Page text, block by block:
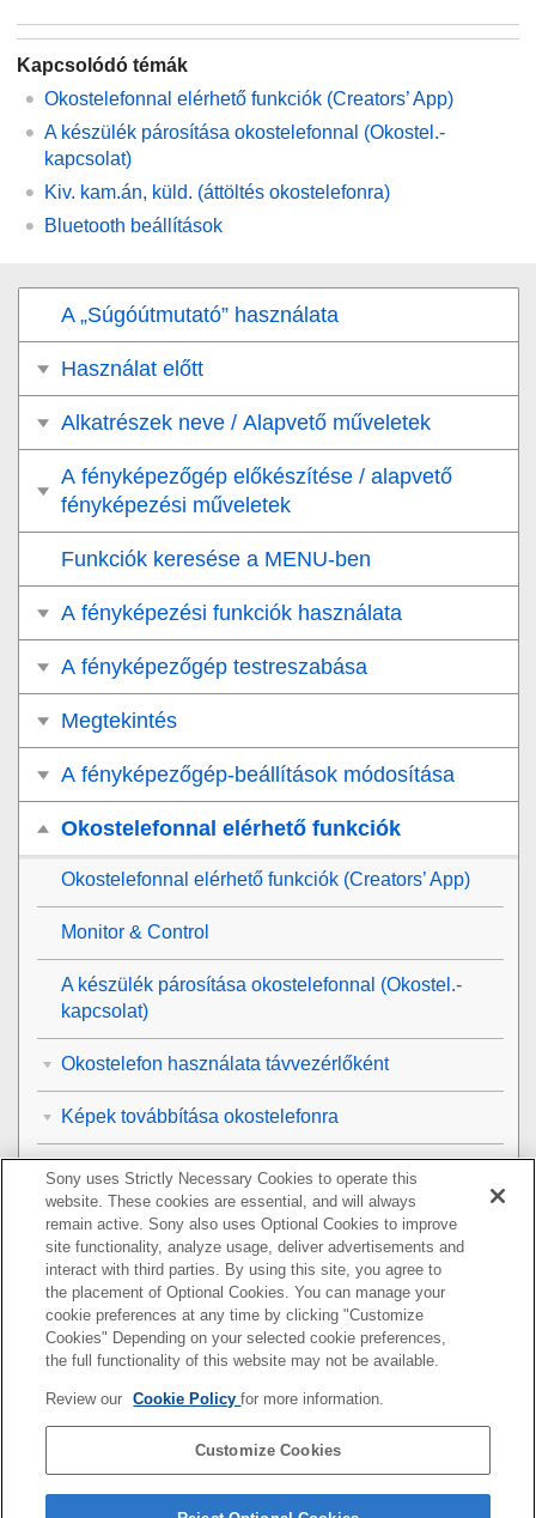
Kapcsolódó témák
Okostelefonnal elérhető funkciók (Creators’ App)
A készülék párosítása okostelefonnal (Okostel.-
kapcsolat)
Kiv. kam.án, küld. (áttöltés okostelefonra)
Bluetooth beállítások
A „Súgóútmutató” használata
Használat előtt
Alkatrészek neve / Alapvető műveletek
A fényképezőgép előkészítése / alapvető
fényképezési műveletek
Funkciók keresése a MENU-ben
A fényképezési funkciók használata
A fényképezőgép testreszabása
Megtekintés
A fényképezőgép-beállítások módosítása
Okostelefonnal elérhető funkciók
Okostelefonnal elérhető funkciók (Creators’ App)
Monitor & Control
A készülék párosítása okostelefonnal (Okostel.-
kapcsolat)
Okostelefon használata távvezérlőként
Képek továbbítása okostelefonra
Csatlakozás a fényképezőgép kikapcsolt
állapotában
Csatl. kikapcs.-kor(okostelefon)
Helyinformációk kiolvasása okostelefonból
Számítógép használata
A felhőszolgáltatás használata
Sony uses Strictly Necessary Cookies to operate this
website. These cookies are essential, and will always
remain active. Sony also uses Optional Cookies to improve
site functionality, analyze usage, deliver advertisements and
interact with third parties. By using this site, you agree to
the placement of Optional Cookies. You can manage your
cookie preferences at any time by clicking "Customize
Cookies" Depending on your selected cookie preferences,
the full functionality of this website may not be available.
Review our Cookie Policyfor more information.
Customize Cookies